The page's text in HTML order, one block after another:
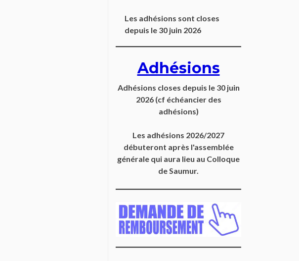
Les adhésions sont closes
depuis le 30 juin 2026
Adhésions
Adhésions closes depuis le 30 juin
2026 (cf échéancier des
adhésions)
Les adhésions 2026/2027
débuteront après l'assemblée
générale qui aura lieu au Colloque
de Saumur.